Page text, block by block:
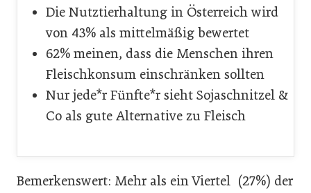
Die Nutztierhaltung in Österreich wird
von 43% als mittelmäßig bewertet
62% meinen, dass die Menschen ihren
Fleischkonsum einschränken sollten
Nur jede*r Fünfte*r sieht Sojaschnitzel &
Co als gute Alternative zu Fleisch
Bemerkenswert: Mehr als ein Viertel (27%) der